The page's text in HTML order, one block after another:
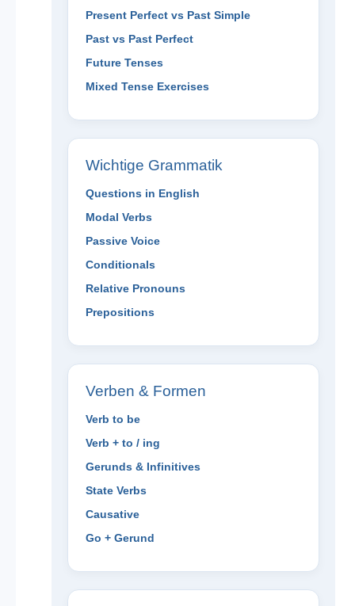
Present Perfect vs Past Simple
Past vs Past Perfect
Future Tenses
Mixed Tense Exercises
Wichtige Grammatik
Questions in English
Modal Verbs
Passive Voice
Conditionals
Relative Pronouns
Prepositions
Verben & Formen
Verb to be
Verb + to / ing
Gerunds & Infinitives
State Verbs
Causative
Go + Gerund